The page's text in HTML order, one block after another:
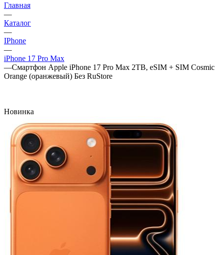
Главная
—
Каталог
—
IPhone
—
iPhone 17 Pro Max
—Смартфон Apple iPhone 17 Pro Max 2TB, eSIM + SIM Cosmic
Orange (оранжевый) Без RuStore
Новинка